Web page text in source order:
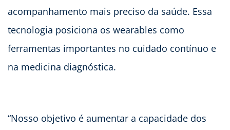
acompanhamento mais preciso da saúde. Essa
tecnologia posiciona os wearables como
ferramentas importantes no cuidado contínuo e
na medicina diagnóstica.
“Nosso objetivo é aumentar a capacidade dos